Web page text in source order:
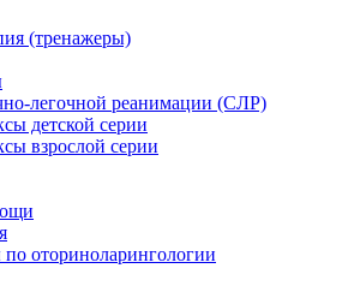
(тренажеры)
легочной реанимации (СЛР)
детской серии
взрослой серии
оториноларингологии